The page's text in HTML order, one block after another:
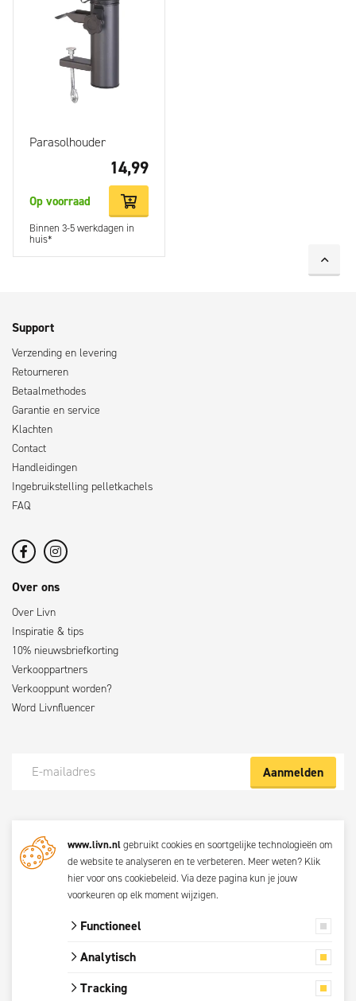
Parasolhouder
14,99
Op voorraad
Binnen 3-5 werkdagen in
huis*
Support
Verzending en levering
Retourneren
Betaalmethodes
Garantie en service
Klachten
Contact
Handleidingen
Ingebruikstelling pelletkachels
FAQ
Over ons
Over Livn
Inspiratie & tips
10% nieuwsbriefkorting
Verkooppartners
Verkooppunt worden?
Word Livnfluencer
Aanmelden
De beste klustips en aanbiedingen maandelijks in jouw mailbox? Schrijf
je dan nu in voor de Livn nieuwsbrief. Bij inschrijving ga je akkoord met
privacyverklaring.
Alle prijzen zijn
www.livn.nlgebruikt cookies en soortgelijke technologieën om
de website te analyseren en te verbeteren. Meer weten? Klik
hier voor ons cookiebeleid. Viadeze pagina kun je jouw
voorkeuren op elk moment wijzigen.
Functioneel
Analytisch
Tracking